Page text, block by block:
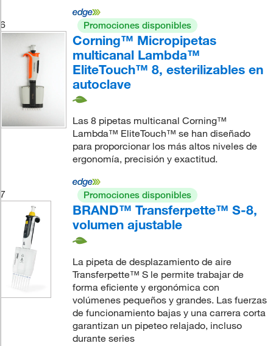
6 Promociones disponibles
Corning™ Micropipetas
multicanal Lambda™
EliteTouch™ 8, esterilizables en
autoclave
Las 8 pipetas multicanal Corning™
Lambda™ EliteTouch™ se han diseñado
para proporcionar los más altos niveles de
ergonomía, precisión y exactitud.
7 Promociones disponibles
BRAND™ Transferpette™ S-8,
volumen ajustable
La pipeta de desplazamiento de aire
Transferpette™ S le permite trabajar de
forma eficiente y ergonómica con
volúmenes pequeños y grandes. Las fuerzas
de funcionamiento bajas y una carrera corta
garantizan un pipeteo relajado, incluso
durante series